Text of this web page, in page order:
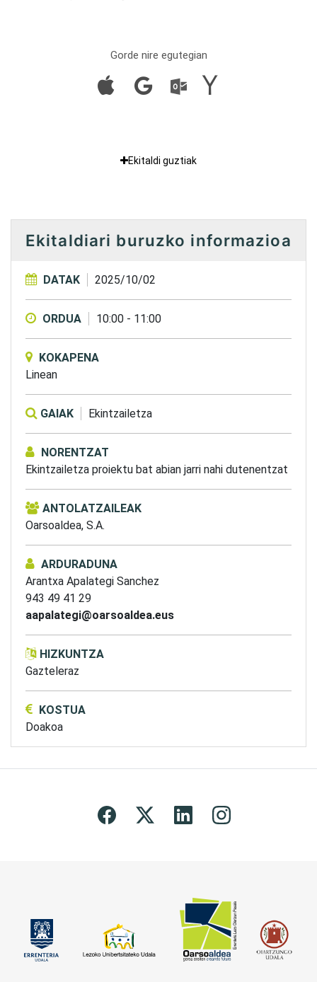
Gorde nire egutegian
Ekitaldi guztiak
Ekitaldiari buruzko informazioa
DATAK 2025/10/02
ORDUA 10:00 - 11:00
KOKAPENA
Linean
GAIAK Ekintzailetza
NORENTZAT
Ekintzailetza proiektu bat abian jarri nahi dutenentzat
ANTOLATZAILEAK
Oarsoaldea, S.A.
ARDURADUNA
Arantxa Apalategi Sanchez
943 49 41 29
aapalategi@oarsoaldea.eus
HIZKUNTZA
Gazteleraz
KOSTUA
Doakoa